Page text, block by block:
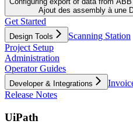
Ajout des assembly à une
Get Started
Design Tools
Scanning Station
Project Setup
Administration
Operator Guides
Developer & Integrations
Release Notes
UiPath